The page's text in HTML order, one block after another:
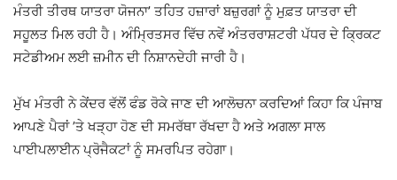
ਮੰਤਰੀ ਤੀਰਥ ਯਾਤਰਾ ਯੋਜਨਾ’ ਤਹਿਤ ਹਜ਼ਾਰਾਂ ਬਜ਼ੁਰਗਾਂ ਨੂੰ ਮੁਫ਼ਤ ਯਾਤਰਾ ਦੀ
ਸਹੂਲਤ ਮਿਲ ਰਹੀ ਹੈ। ਅੰਮ੍ਰਿਤਸਰ ਵਿੱਚ ਨਵੇਂ ਅੰਤਰਰਾਸ਼ਟਰੀ ਪੱਧਰ ਦੇ ਕ੍ਰਿਕਟ
ਸਟੇਡੀਅਮ ਲਈ ਜ਼ਮੀਨ ਦੀ ਨਿਸ਼ਾਨਦੇਹੀ ਜਾਰੀ ਹੈ।
ਮੁੱਖ ਮੰਤਰੀ ਨੇ ਕੇਂਦਰ ਵੱਲੋਂ ਫੰਡ ਰੋਕੇ ਜਾਣ ਦੀ ਆਲੋਚਨਾ ਕਰਦਿਆਂ ਕਿਹਾ ਕਿ ਪੰਜਾਬ
ਆਪਣੇ ਪੈਰਾਂ ’ਤੇ ਖੜ੍ਹਾ ਹੋਣ ਦੀ ਸਮਰੱਥਾ ਰੱਖਦਾ ਹੈ ਅਤੇ ਅਗਲਾ ਸਾਲ
ਪਾਈਪਲਾਈਨ ਪ੍ਰੋਜੈਕਟਾਂ ਨੂੰ ਸਮਰਪਿਤ ਰਹੇਗਾ।